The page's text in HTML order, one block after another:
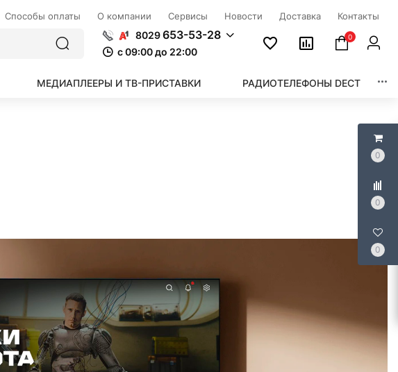
0
0
0
Способы оплаты О компании Сервисы Новости Доставка Контакты
8029653-53-28
c 09:00 до 22:00
0
МЕДИАПЛЕЕРЫ И ТВ-ПРИСТАВКИ РАДИОТЕЛЕФОНЫ DECT